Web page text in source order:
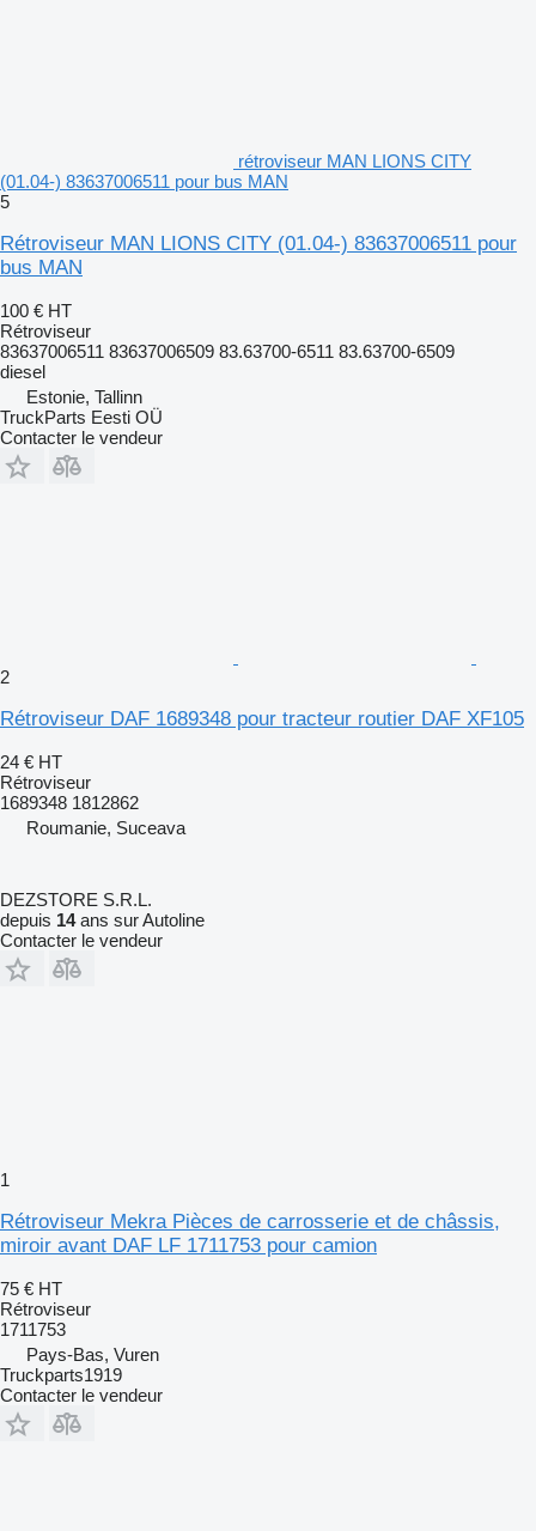
rétroviseur MAN LIONS CITY
(01.04-) 83637006511 pour bus MAN
5
Rétroviseur MAN LIONS CITY (01.04-) 83637006511 pour
bus MAN
100 € HT
Rétroviseur
83637006511 83637006509 83.63700-6511 83.63700-6509
diesel
Estonie, Tallinn
TruckParts Eesti OÜ
Contacter le vendeur
2
Rétroviseur DAF 1689348 pour tracteur routier DAF XF105
24 € HT
Rétroviseur
1689348 1812862
Roumanie, Suceava
DEZSTORE S.R.L.
depuis 14ans sur Autoline
Contacter le vendeur
1
Rétroviseur Mekra Pièces de carrosserie et de châssis,
miroir avant DAF LF 1711753 pour camion
75 € HT
Rétroviseur
1711753
Pays-Bas, Vuren
Truckparts1919
Contacter le vendeur